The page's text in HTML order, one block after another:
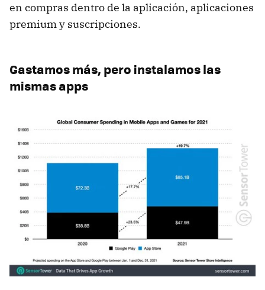
en compras dentro de la aplicación, aplicaciones
premium y suscripciones.
Gastamos más, pero instalamos las
mismas apps